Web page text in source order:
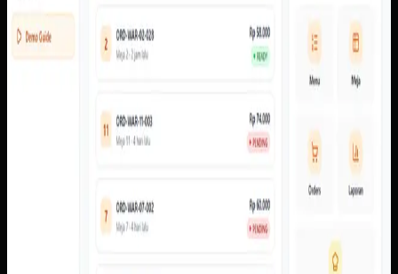
Yang kami bangun
Dari screenshot yang tersedia, sistem memiliki alur scan
meja, menu pelanggan, cart, pembayaran, pembayaran,
status pesanan, dasbor admin, pengaturan meja dan QR,
laporan, floor monitor, serta kitchen display.
Baca studi kasus